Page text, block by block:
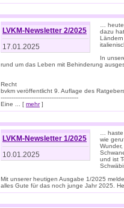
LVKM-Newsletter 2/2025
17.01.2025
…
dazu
In
rund um das Leben mit Behinderung
Recht
bvkm veröffentlicht 9. Auflage des
-------------------------------------------
Eine ... [ mehr]
LVKM-Newsletter 1/2025
10.01.2025
…
wie
und ist
Mit unserer heutigen Ausgabe 1/2025
alles Gute für das noch junge Jahr 2025.